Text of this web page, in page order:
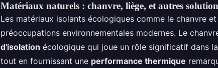
Matériaux naturels : chanvre, liège, et autres
Les matériaux isolants écologiques comme le chanvre
préoccupations environnementales modernes. Le
d'isolation écologique qui joue un rôle significatif dans
tout en fournissant une performance thermique